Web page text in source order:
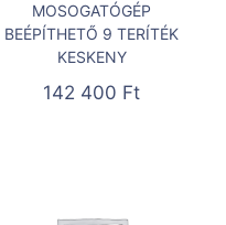
MOSOGATÓGÉP
BEÉPÍTHETŐ 9 TERÍTÉK
KESKENY
142 400 Ft